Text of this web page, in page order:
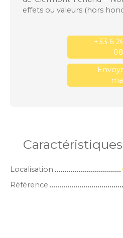
effets ou valeurs (hors
+33 6
08
Caractéristiques
Localisation
Référence